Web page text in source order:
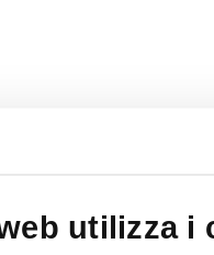
utilizza i